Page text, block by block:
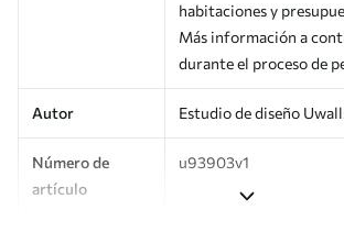
habitaciones y
Más información a
durante el proceso de
Autor Estudio de diseño
Número de
artículo
u93903v1